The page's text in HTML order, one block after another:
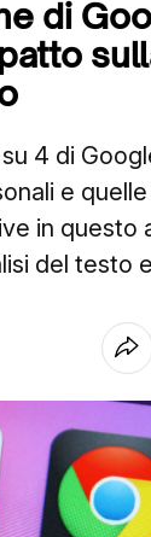
di
4 di
e quelle
in questo
del testo